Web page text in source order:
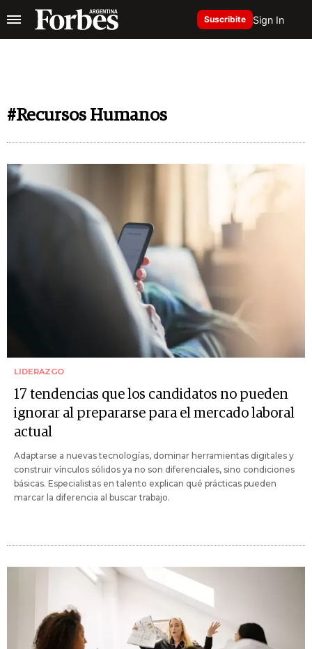
Suscribite Sign In
#Recursos Humanos
LIDERAZGO
17 tendencias que los candidatos no pueden
ignorar al prepararse para el mercado laboral
actual
Adaptarse a nuevas tecnologías, dominar herramientas digitales y
construir vínculos sólidos ya no son diferenciales, sino condiciones
básicas. Especialistas en talento explican qué prácticas pueden
marcar la diferencia al buscar trabajo.